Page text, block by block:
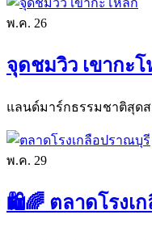
พ.ค. 26
จุดชมวิว เขากะ
แลนด์มาร์กธรรมชาติสุด
พ.ค. 29
🛍️🌈 ตลาดโรงเ